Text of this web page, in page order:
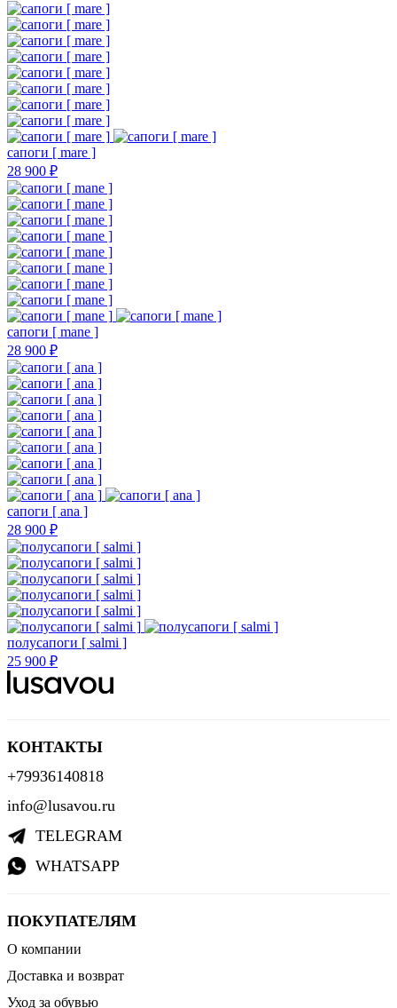
сапоги [ mare ]
28 900 ₽
сапоги [ mane ]
28 900 ₽
сапоги [ ana ]
28 900 ₽
полусапоги [ salmi ]
25 900 ₽
ПОКУПАТЕЛЯМ
О компании
Доставка и возврат
Уход за обувью
КОНТАКТЫ
+79936140818
info@lusavou.ru
TELEGRAM
WHATSAPP